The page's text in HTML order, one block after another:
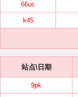
66uc
k45
站点\日期
9pk